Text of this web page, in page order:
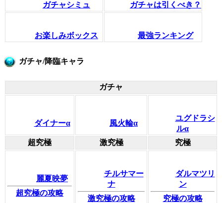
ガチャシミュ ガチャは引くべき？
お楽しみボックス 最強ランキング
ガチャ/降臨キャラ
ガチャ
ダイナーα 風火輪α
ユグドラシ
ルα
超究極
激究極 究極
麗夏映夢
超究極の攻略
チルサマー
ナ
激究極の攻略
ダルマツリ
ン
究極の攻略